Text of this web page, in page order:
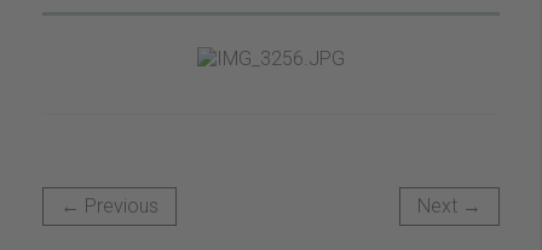
← Previous Next →